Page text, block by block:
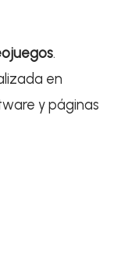
.
en
y páginas